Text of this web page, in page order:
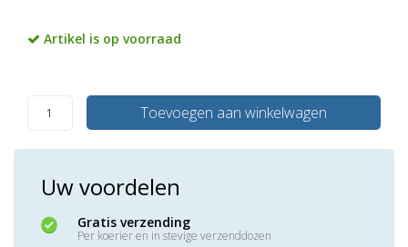
Artikel is op voorraad
Toevoegen aan winkelwagen
Uw voordelen
Gratis verzending
Per koerier en in stevige verzenddozen